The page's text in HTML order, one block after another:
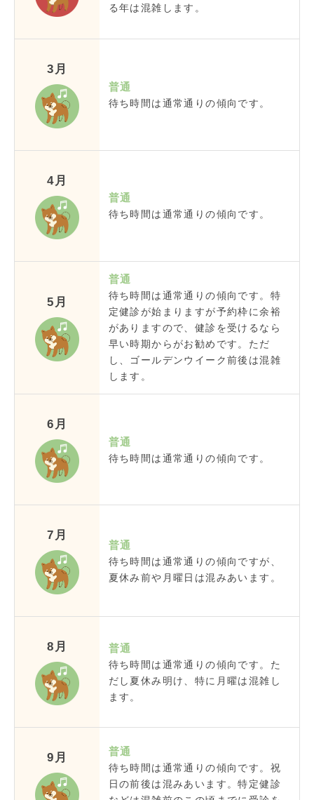
る年は混雑します。
3月
普通
待ち時間は通常通りの傾向です。
4月
普通
待ち時間は通常通りの傾向です。
5月
普通
待ち時間は通常通りの傾向です。特
定健診が始まりますが予約枠に余裕
がありますので、健診を受けるなら
早い時期からがお勧めです。ただ
し、ゴールデンウイーク前後は混雑
します。
6月
普通
待ち時間は通常通りの傾向です。
7月
普通
待ち時間は通常通りの傾向ですが、
夏休み前や月曜日は混みあいます。
8月 普通
待ち時間は通常通りの傾向です。た
だし夏休み明け、特に月曜は混雑し
ます。
9月
普通
待ち時間は通常通りの傾向です。祝
日の前後は混みあいます。特定健診